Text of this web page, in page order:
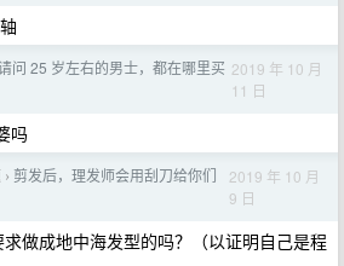
问 25 岁左右的男士，都在哪里买 2019 年 10 月
11 日
吗
› 剪发后，理发师会用刮刀给你们
2019 年 10 月
9 日
做成地中海发型的吗？（以证明自己是程